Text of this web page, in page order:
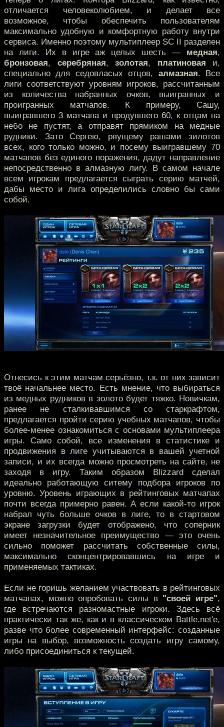
отличается человеколюбием, и делает все
возможное, чтобы обеспечить пользователям
максимально удобную и комфортную работу внутри
сервиса. Именно поэтому мультиплеер SC II разделен
на лиги. Их в игре аж целых шесть — медная,
бронзовая, серебряная, золотая, платиновая и,
специально для седовласых отцов, алмазная. Все
лиги соответствуют уровням игроков, рассчитанным
из количества набранных очков, выигранных и
проигранных матчапов. К примеру, Сашу,
выигравшего 3 матчапа и продувшего 60, к отцам на
небо не пустят, а отправят прямиком на медные
рудники. Зато Сергею, рвущему рашами зилотов
всех, кого только можно, и посему выигравшему 70
матчапов без единого поражения, дадут направление
непосредственно в алмазную лигу. В самом начале
всем игрокам предлагается сыграть серию матчей,
дабы место и лига определились словно бы сами
собой.
Отнесись к этим матчам серьёзно, т.к. от них зависит
твоё начальнее место. Есть мнение, что выбираться
из медных рудников в золото будет тяжко. Новичкам,
ранее не сталкивавшимся со старкрафтом,
предлагается пройти серию учебных матчапов, чтобы
более-менее ознакомиться с основами мультиплеера
игры. Само собой, все изменения в статистике и
продвижения в лиге учитываются в вашей учетной
записи, и их всегда можно просмотреть на сайте, не
заходя в игру. Таким образом Blizzard сделал
идеально работающую ситему подбора игроков по
уровню. Уровень играющих в рейтинговых матчапах
почти всегда примерно равен. А если какой-то игрок
набрал чуть больше очков в лиге, то в стартовом
экране загрузки будет отображено, что соперник
имеет незначительное преимущество — это очень
сильно поможет рассчитать собственные силы,
максимально сконцентрировавшись на игре и
применяемых тактиках.
Если не горишь желанием участвовать в рейтинговых
матчапах, можно опробовать силы в "своей игре",
где встречаются разномастные игроки. Здесь всё
практически так же, как и в классическом Battle.net'е,
разве что более современный интерфейс: созданные
игры на выбор, возможность создать игру самому,
либо присоединиться к текущей.